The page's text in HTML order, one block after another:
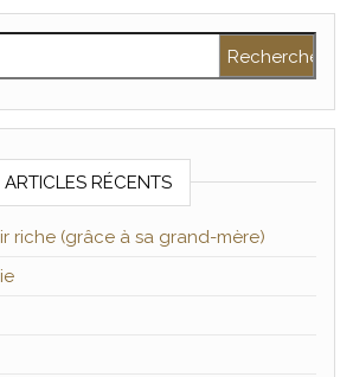
ARTICLES RÉCENTS
riche (grâce à sa grand-mère)